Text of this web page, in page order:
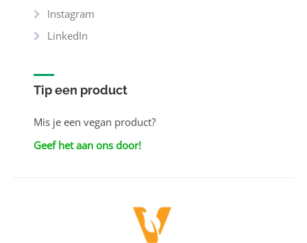
Instagram
LinkedIn
Tip een product
Mis je een vegan product?
Geef het aan ons door!